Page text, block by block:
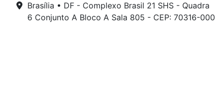
Brasília • DF - Complexo Brasil 21 SHS - Quadra
6 Conjunto A Bloco A Sala 805 - CEP: 70316-000